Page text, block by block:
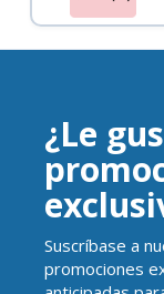
¿Le
Suscríbase a
promociones